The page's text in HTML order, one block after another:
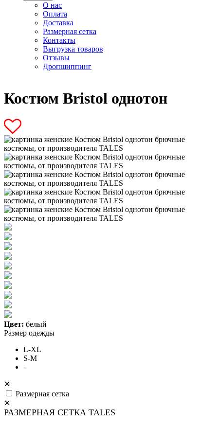
О нас
Оплата
Доставка
Размерная сетка
Контакты
Выгрузка товаров
Отзывы
Дропшиппинг
Костюм Bristol однотон
Цвет: белый
Размер одежды
L-XL
S-M
-
✕
Размерная сетка
✕
РАЗМЕРНАЯ СЕТКА TALES